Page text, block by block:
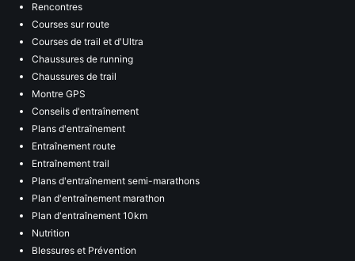
Rencontres
Courses sur route
Courses de trail et d'Ultra
Chaussures de running
Chaussures de trail
Montre GPS
Conseils d'entraînement
Plans d'entraînement
Entraînement route
Entraînement trail
Plans d'entraînement semi-marathons
Plan d'entraînement marathon
Plan d'entraînement 10km
Nutrition
Blessures et Prévention